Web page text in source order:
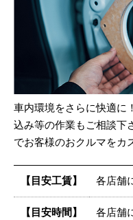
車内環境をさらに快適に
込み等の作業もご相談下
でお客様のおクルマをカ
【目安工賃】 各店舗
【目安時間】 各店舗